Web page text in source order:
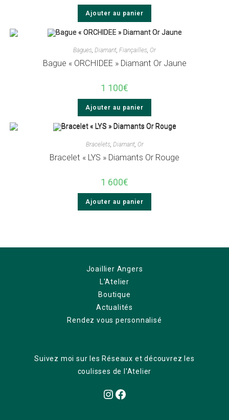
Ajouter au panier
Bagues, Diamant, Fiançailles, Or
Bague « ORCHIDEE » Diamant Or Jaune
1 100€
Ajouter au panier
Bracelets, Diamant, Or
Bracelet « LYS » Diamants Or Rouge
1 600€
Ajouter au panier
Joaillier Angers
L'Atelier
Boutique
Actualités
Rendez vous personnalisé
Suivez moi sur les Réseaux et découvrez les
coulisses de l'Atelier
Instagram
Facebook